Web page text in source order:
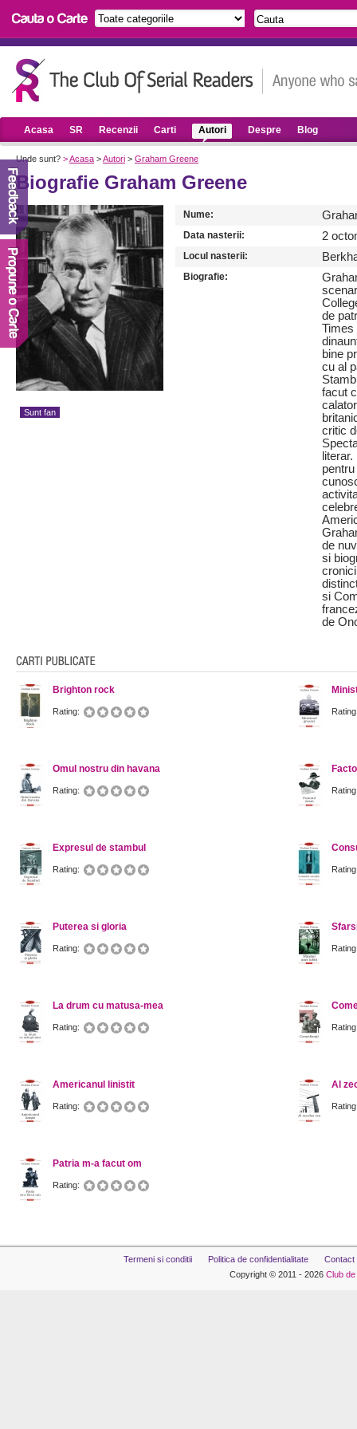
Acasa SR Recenzii Carti Autori Despre Blog
Unde sunt? >Acasa >Autori > Graham Greene
Biografie Graham Greene
Sunt fan
Nume:
Data nasterii: 2
Locul nasterii:
Biografie:
de
Times
bine
cu al
facut
critic
de
si
si
de
Brighton rock
Rating:
Omul nostru din havana
Rating:
Expresul de stambul
Rating:
Puterea si gloria
Rating:
La drum cu matusa-mea
Rating:
Americanul linistit
Rating:
Al
Patria m-a facut om
Rating:
Termeni si conditii Politica de confidentialitate
Contact
Copyright © 2011 - 2026 Club